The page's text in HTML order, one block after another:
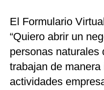
El Formulario
“Quiero abrir un
personas naturales
trabajan de
actividades